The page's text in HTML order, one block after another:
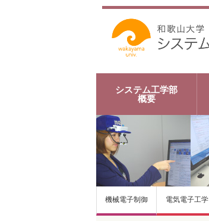
システム工学部
概要
機械電子制御 電気電子工学